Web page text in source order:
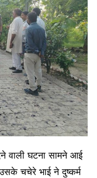
वाली घटना सामने आई
चचेरे भाई ने दुष्कर्म